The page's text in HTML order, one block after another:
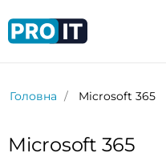
Головна Microsoft 365
Microsoft 365